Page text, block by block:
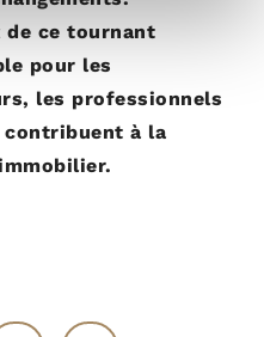
de ce tournant
pour les
les professionnels
à la